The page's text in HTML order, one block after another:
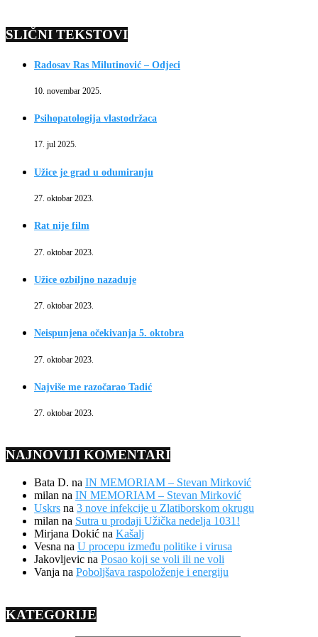
SLIČNI TEKSTOVI
Radosav Ras Milutinović – Odjeci
10. novembar 2025.
Psihopatologija vlastodržaca
17. jul 2025.
Užice je grad u odumiranju
27. oktobar 2023.
Rat nije film
27. oktobar 2023.
Užice ozbiljno nazaduje
27. oktobar 2023.
Neispunjena očekivanja 5. oktobra
27. oktobar 2023.
Najviše me razočarao Tadić
27. oktobar 2023.
NAJNOVIJI KOMENTARI
Bata D. na IN MEMORIAM – Stevan Mirković
milan na IN MEMORIAM – Stevan Mirković
Uskrs na 3 nove infekcije u Zlatiborskom okrugu
milan na Sutra u prodaji Užička nedelja 1031!
Mirjana Dokić na Kašalj
Vesna na U procepu između politike i virusa
Jakovljevic na Posao koji se voli ili ne voli
Vanja na Poboljšava raspoloženje i energiju
KATEGORIJE